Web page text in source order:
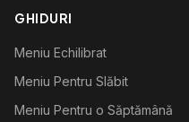
GHIDURI
Meniu Echilibrat
Meniu Pentru Slăbit
Meniu Pentru o Săptămână